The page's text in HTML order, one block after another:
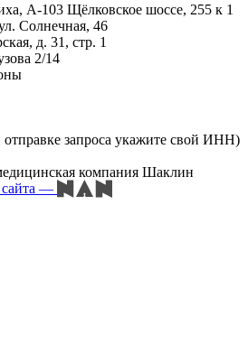
А-103 Щёлковское шоссе, 255 к 1
Солнечная, 46
д. 31, стр. 1
2/14
запроса укажите свой ИНН)
компания Шаклин
—